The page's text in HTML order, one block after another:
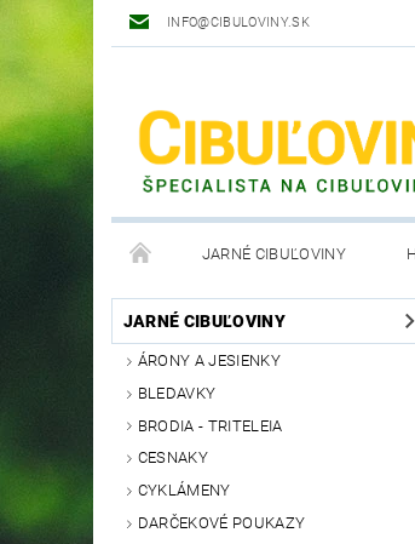
INFO@CIBULOVINY.SK
JARNÉ CIBUĽOVINY
OBCHODNÉ PODMIENKY
JARNÉ CIBUĽOVINY
ÁRONY A JESIENKY
BLEDAVKY
BRODIA - TRITELEIA
CESNAKY
CYKLÁMENY
DARČEKOVÉ POUKAZY